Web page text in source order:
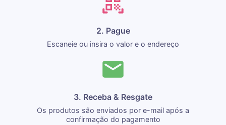
2. Pague
Escaneie ou insira o valor e o endereço
3. Receba & Resgate
Os produtos são enviados por e-mail após a
confirmação do pagamento